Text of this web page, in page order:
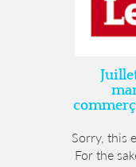
Sorry, this
For the